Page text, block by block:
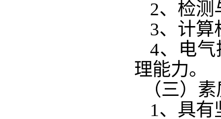
2、检测
3、计算
4、电
理能力。
（三）
1、具有